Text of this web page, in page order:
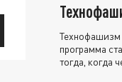
Технофашизм
программа
тогда, когда